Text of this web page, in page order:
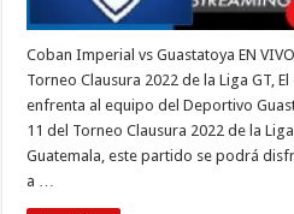
Coban Imperial vs Guastatoya EN
Torneo Clausura 2022 de la Liga GT,
enfrenta al equipo del Deportivo
11 del Torneo Clausura 2022 de la
Guatemala, este partido se podrá
a …